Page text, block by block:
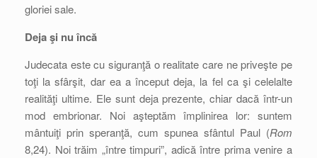
gloriei sale.
Deja şi nu încă
Judecata este cu siguranţă o realitate care ne priveşte pe
toţi la sfârşit, dar ea a început deja, la fel ca şi celelalte
realităţi ultime. Ele sunt deja prezente, chiar dacă într-un
mod embrionar. Noi aşteptăm împlinirea lor: suntem
mântuiţi prin speranţă, cum spunea sfântul Paul (Rom
8,24). Noi trăim „între timpuri”, adică între prima venire a